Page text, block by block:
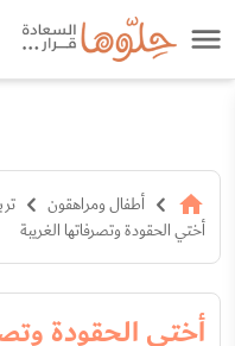
أطفال ومراهقون
أختي الحقودة وتصرفاتها الغريبة
أختي الحقودة